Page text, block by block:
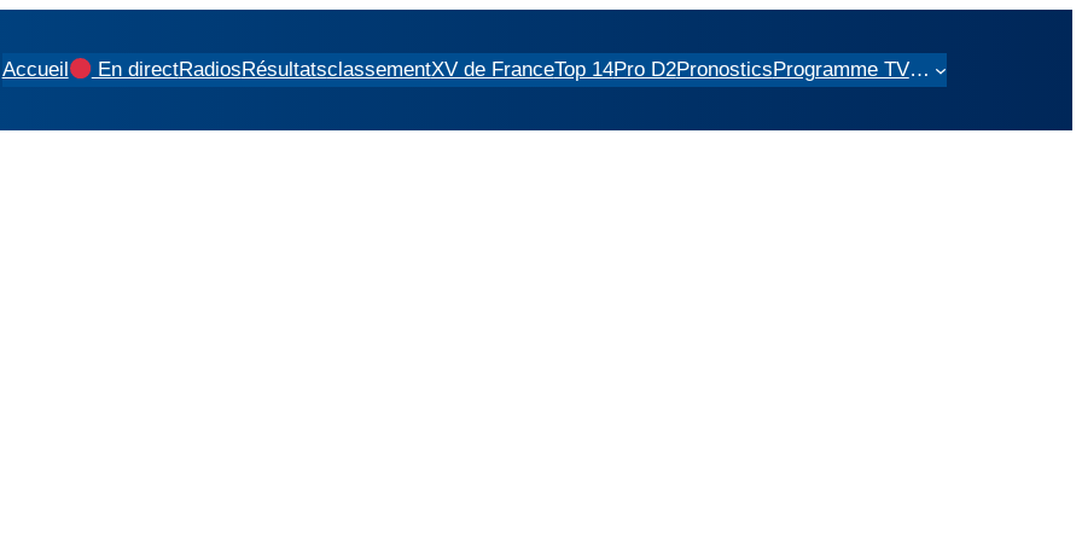
Accueil En directRadiosRésultatsclassementXV de FranceTop 14Pro D2PronosticsProgramme TV…